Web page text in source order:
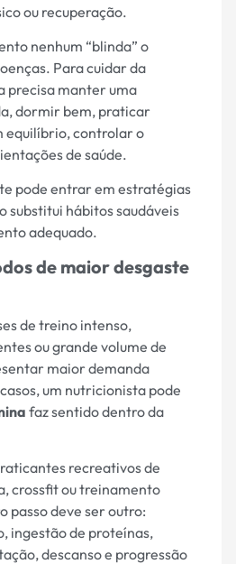
ou recuperação.
nenhum “blinda” o
Para cuidar da
precisa manter uma
dormir bem, praticar
equilíbrio, controlar o
de saúde.
pode entrar em estratégias
substitui hábitos saudáveis
adequado.
de maior desgaste
de treino intenso,
ou grande volume de
maior demanda
um nutricionista pode
faz sentido dentro da
recreativos de
crossfit ou treinamento
passo deve ser outro:
ingestão de proteínas,
descanso e progressão